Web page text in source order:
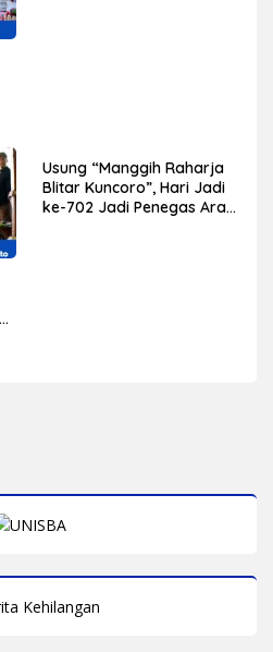
Usung “Manggih Raharja
Blitar Kuncoro”, Hari Jadi
ke-702 Jadi Penegas Arah